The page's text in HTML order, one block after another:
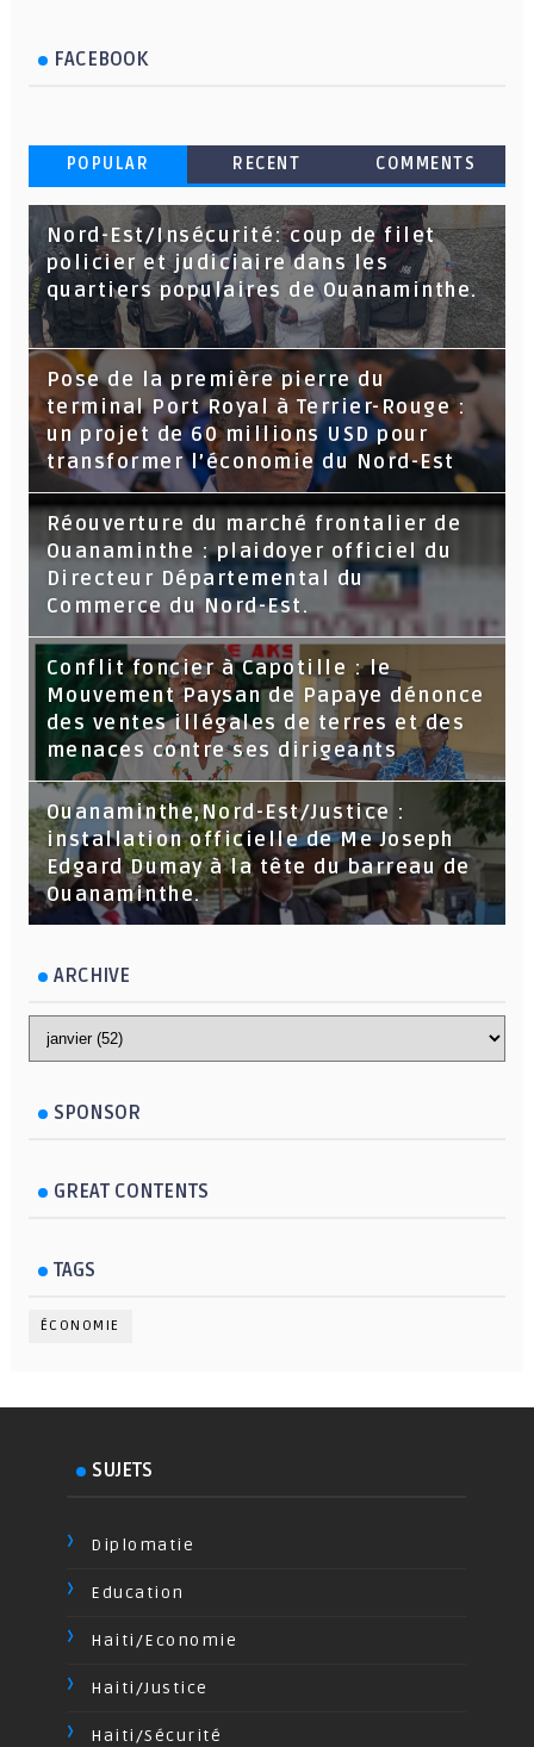
FACEBOOK
POPULAR RECENT COMMENTS
Nord-Est/Insécurité: coup de filet
policier et judiciaire dans les
quartiers populaires de Ouanaminthe.
Pose de la première pierre du
terminal Port Royal à Terrier-Rouge :
un projet de 60 millions USD pour
transformer l’économie du Nord-Est
Réouverture du marché frontalier de
Ouanaminthe : plaidoyer officiel du
Directeur Départemental du
Commerce du Nord-Est.
Conflit foncier à Capotille : le
Mouvement Paysan de Papaye dénonce
des ventes illégales de terres et des
menaces contre ses dirigeants
Ouanaminthe,Nord-Est/Justice :
installation officielle de Me Joseph
Edgard Dumay à la tête du barreau de
Ouanaminthe.
ARCHIVE
SPONSOR
GREAT CONTENTS
TAGS
ÉCONOMIE
SUJETS
Diplomatie
Education
Haiti/Economie
Haiti/Justice
Haiti/Sécurité